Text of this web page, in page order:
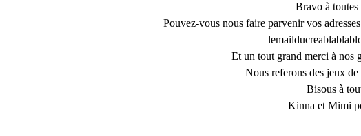
Bravo à toutes
Pouvez-vous nous faire parvenir vos
Et un tout grand merci à nos
Nous referons des jeux
Bisous à
Kinna et Mimi